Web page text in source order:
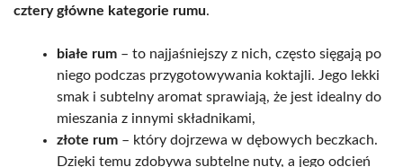
cztery główne kategorie rumu.
białe rum – to najjaśniejszy z nich, często sięgają po
niego podczas przygotowywania koktajli. Jego lekki
smak i subtelny aromat sprawiają, że jest idealny do
mieszania z innymi składnikami,
złote rum – który dojrzewa w dębowych beczkach.
Dzięki temu zdobywa subtelne nuty, a jego odcień